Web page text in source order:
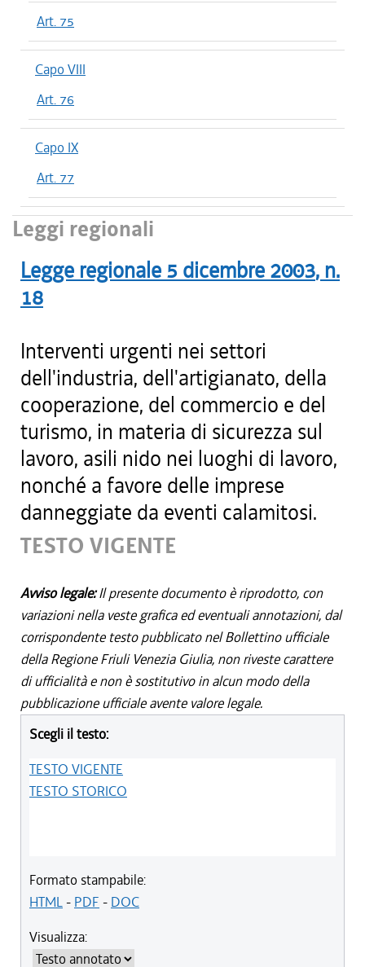
Art. 75
Capo VIII
Art. 76
Capo IX
Art. 77
Leggi regionali
Legge regionale 5 dicembre 2003, n.
18
Interventi urgenti nei settori
dell'industria, dell'artigianato, della
cooperazione, del commercio e del
turismo, in materia di sicurezza sul
lavoro, asili nido nei luoghi di lavoro,
nonché a favore delle imprese
danneggiate da eventi calamitosi.
TESTO VIGENTE
Avviso legale:Il presente documento è riprodotto, con
variazioni nella veste grafica ed eventuali annotazioni, dal
corrispondente testo pubblicato nel Bollettino ufficiale
della Regione Friuli Venezia Giulia, non riveste carattere
di ufficialità e non è sostitutivo in alcun modo della
pubblicazione ufficiale avente valore legale.
Scegli il testo:
TESTO VIGENTE
TESTO STORICO
Formato stampabile:
HTML- PDF - DOC
Visualizza: